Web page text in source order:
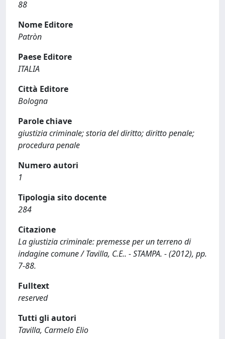
88
Nome Editore
Patròn
Paese Editore
ITALIA
Città Editore
Bologna
Parole chiave
giustizia criminale; storia del diritto; diritto penale;
procedura penale
Numero autori
1
Tipologia sito docente
284
Citazione
La giustizia criminale: premesse per un terreno di
indagine comune / Tavilla, C.E.. - STAMPA. - (2012), pp.
7-88.
Fulltext
reserved
Tutti gli autori
Tavilla, Carmelo Elio